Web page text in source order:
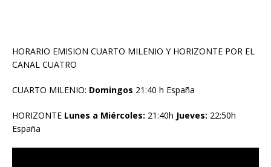
HORARIO EMISION CUARTO MILENIO Y HORIZONTE POR EL
CANAL CUATRO
CUARTO MILENIO: Domingos 21:40 h España
HORIZONTE Lunes a Miércoles: 21:40h Jueves: 22:50h
España